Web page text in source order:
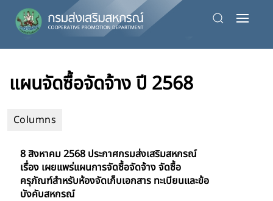
Skip
to
content
แผนจัดซื้อจัดจ้าง ปี 2568
8 สิงหาคม 2568 ประกาศกรมส่งเสริมสหกรณ์
เรื่อง เผยแพร่แผนการจัดซื้อจัดจ้าง จัดซื้อ
ครุภัณฑ์สำหรับห้องจัดเก็บเอกสาร ทะเบียนและข้อ
บังคับสหกรณ์